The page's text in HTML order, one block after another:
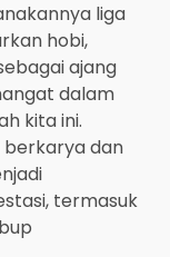
liga
hobi,
ajang
dalam
kita ini.
berkarya dan
termasuk